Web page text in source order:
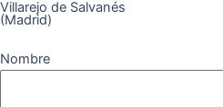
Villarejo de Salvanés
(Madrid)
Nombre